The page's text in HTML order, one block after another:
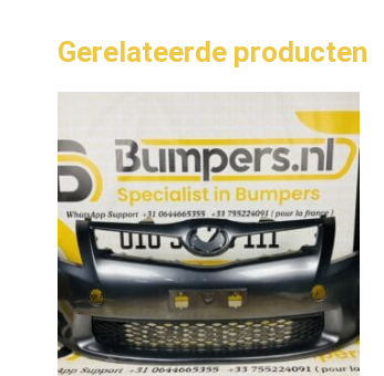
Gerelateerde producten